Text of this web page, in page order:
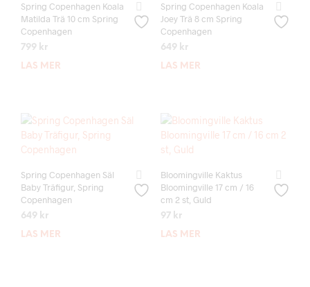
Spring Copenhagen Koala
Matilda Trä 10 cm Spring
Copenhagen
799 kr
LÄS MER
Spring Copenhagen Koala
Joey Trä 8 cm Spring
Copenhagen
649 kr
LÄS MER
Spring Copenhagen Säl
Baby Träfigur, Spring
Copenhagen
649 kr
LÄS MER
Bloomingville Kaktus
Bloomingville 17 cm / 16
cm 2 st, Guld
97 kr
LÄS MER